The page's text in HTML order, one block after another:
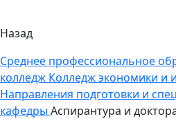
Назад
Среднее профессиональное
колледж Колледж экономики и
Направления подготовки и
кафедры Аспирантура и